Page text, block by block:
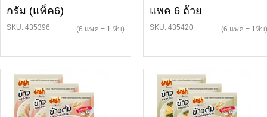
กรัม (แพ็ค6)
SKU: 435396 (6 แพค = 1 หีบ)
แพค 6 ถ้วย
SKU: 435420 (6 แพค = 1หีบ)